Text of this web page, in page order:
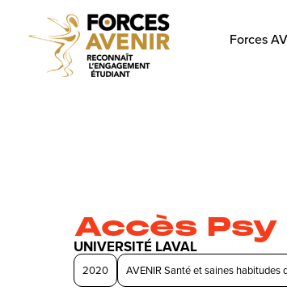
Forces
Accès Psy
UNIVERSITÉ LAVAL
2020 AVENIR Santé et saines habitudes